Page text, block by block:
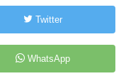
Twitter
WhatsApp